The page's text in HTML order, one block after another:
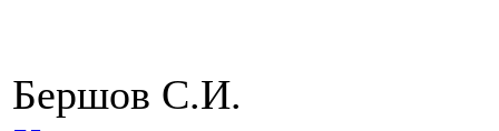
Бершов С.И.